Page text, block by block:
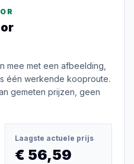
mee met een afbeelding,
één werkende kooproute.
gemeten prijzen, geen
Laagste actuele prijs
€ 56,59